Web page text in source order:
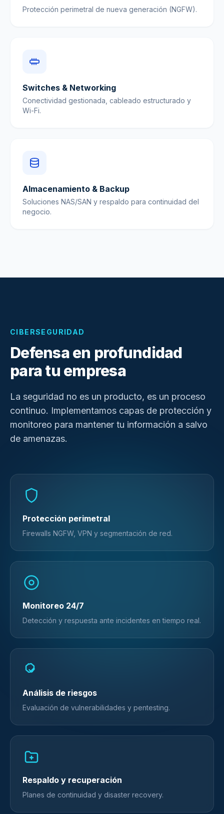
Protección perimetral de nueva generación (NGFW).
Switches & Networking
Conectividad gestionada, cableado estructurado y
Wi-Fi.
Almacenamiento & Backup
Soluciones NAS/SAN y respaldo para continuidad del
negocio.
CIBERSEGURIDAD
Defensa en profundidad
para tu empresa
La seguridad no es un producto, es un proceso
continuo. Implementamos capas de protección y
monitoreo para mantener tu información a salvo
de amenazas.
Protección perimetral
Firewalls NGFW, VPN y segmentación de red.
Monitoreo 24/7
Detección y respuesta ante incidentes en tiempo real.
Análisis de riesgos
Evaluación de vulnerabilidades y pentesting.
Respaldo y recuperación
Planes de continuidad y disaster recovery.